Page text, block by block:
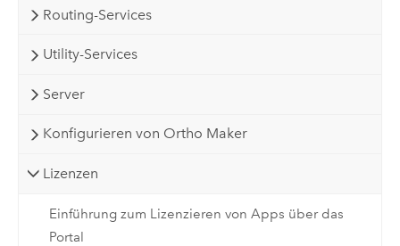
Routing-Services
Utility-Services
Server
Konfigurieren von Ortho Maker
Lizenzen
Einführung zum Lizenzieren von Apps über das
Portal